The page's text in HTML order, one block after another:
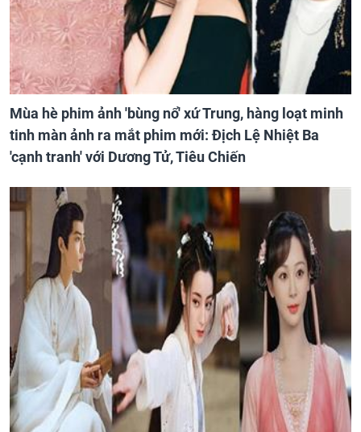
Mùa hè phim ảnh 'bùng nổ' xứ Trung, hàng loạt minh
tinh màn ảnh ra mắt phim mới: Địch Lệ Nhiệt Ba
'cạnh tranh' với Dương Tử, Tiêu Chiến